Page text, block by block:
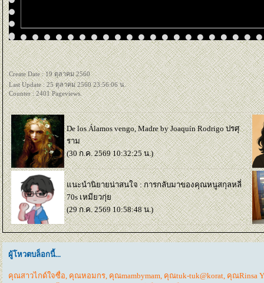
Create Date : 19 ตุลาคม 2560
Last Update : 25 ตุลาคม 2560 23:56:06 น.
Counter : 2401 Pageviews.
De los Álamos vengo, Madre by Joaquín Rodrigo ปรศุ
ราม
(30 ก.ค. 2569 10:32:25 น.)
นะนำนิยายน่าสนใจ : การกลับมาของคุณหนูสกุลหลี่
70s เหมียวกุ่
(29 ก.ค. 2569 10:58:48 น.)
ผู้โหวตบล็อกนี้...
คุณสาวไกด์ใจซื่อ, คุณหอมกร, คุณmambymam, คุณtuk-tuk@korat, คุณRinsa